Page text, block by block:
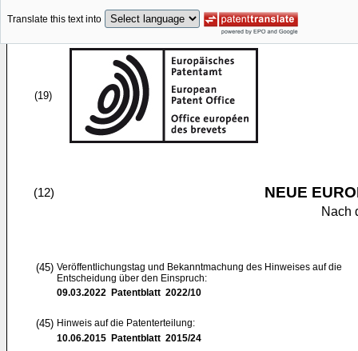
Translate this text into
(19)
(12) NEUE
Nach
(45) Veröffentlichungstag und Bekanntmachung des Hinweises auf die
Entscheidung über den Einspruch:
09.03.2022 Patentblatt 2022/10
(45) Hinweis auf die Patenterteilung:
10.06.2015 Patentblatt 2015/24